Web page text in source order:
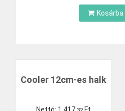
Kosárba
Cooler 12cm-es halk